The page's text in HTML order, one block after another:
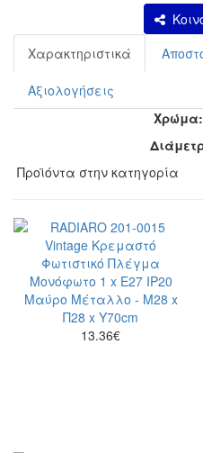
Χαρακτηριστικά
Αξιολογήσεις
Χρώμα:
Προϊόντα στην κατηγορία
13.36€